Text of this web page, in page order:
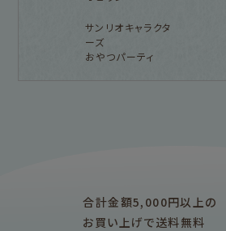
サンリオキャラクタ
ーズ
おやつパーティ
M5 M6
おりがみ
合計金額5,000円以上の
お買い上げで送料無料